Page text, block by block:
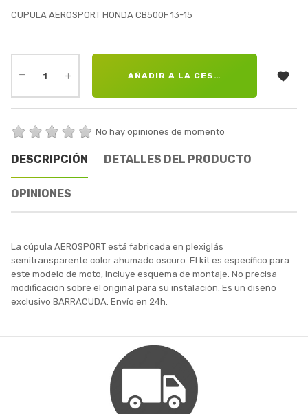
CUPULA AEROSPORT HONDA CB500F 13-15
AÑADIR A LA CESTA 
No hay opiniones de momento
DESCRIPCIÓN DETALLES DEL PRODUCTO
OPINIONES
La cúpula AEROSPORT está fabricada en plexiglás
semitransparente color ahumado oscuro. El kit es específico para
este modelo de moto, incluye esquema de montaje. No precisa
modificación sobre el original para su instalación. Es un diseño
exclusivo BARRACUDA. Envío en 24h.